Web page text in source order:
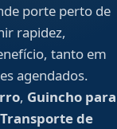
porte perto de
rapidez,
tanto em
agendados.
, Guincho para
Transporte de